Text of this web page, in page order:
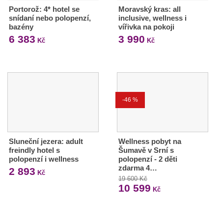
Portorož: 4* hotel se
snídaní nebo polopenzí,
bazény
6 383 Kč
Moravský kras: all
inclusive, wellness i
vířivka na pokoji
3 990 Kč
Sluneční jezera: adult
freindly hotel s
polopenzí i wellness
2 893 Kč
-46 %
Wellness pobyt na
Šumavě v Srní s
polopenzí - 2 děti
zdarma 4…
19 600 Kč
10 599 Kč